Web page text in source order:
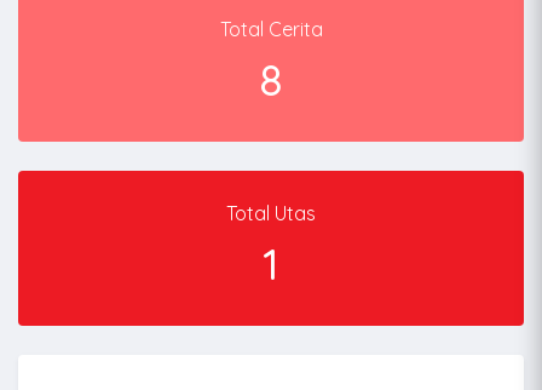
Total Cerita
8
Total Utas
1